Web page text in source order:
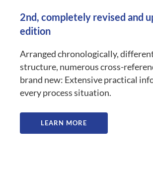
2nd, completely revised and
edition
Arranged chronologically,
structure, numerous cross-
brand new: Extensive practical
every process situation.
LEARN MORE